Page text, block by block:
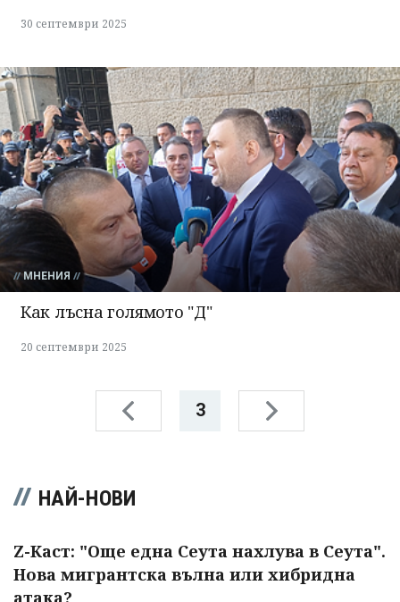
30 септември 2025
МНЕНИЯ
Как лъсна голямото "Д"
20 септември 2025
3
НАЙ-НОВИ
Z-Каст: "Още една Сеута нахлува в Сеута".
Нова мигрантска вълна или хибридна
атака?